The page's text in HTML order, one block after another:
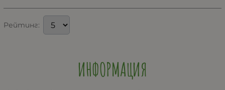
Рейтинг:
ИНФОРМАЦИЯ